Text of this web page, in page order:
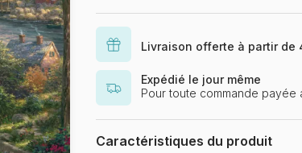
Livraison offerte à partir de
Expédié le jour même
Pour toute commande payée
Caractéristiques du produit